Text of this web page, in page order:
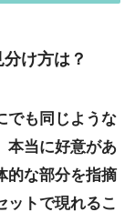
け方は？
でも同じような
本当に好意があ
的な部分を指摘
ットで現れるこ